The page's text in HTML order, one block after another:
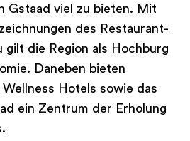
Gstaad viel zu bieten. Mit
des Restaurant-
gilt die Region als Hochburg
Daneben bieten
Wellness Hotels sowie das
ein Zentrum der Erholung